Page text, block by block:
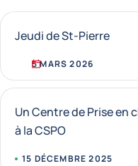
Jeudi de St-Pierre
5 MARS 2026
Un Centre de Prise en
à la CSPO
15 DÉCEMBRE 2025